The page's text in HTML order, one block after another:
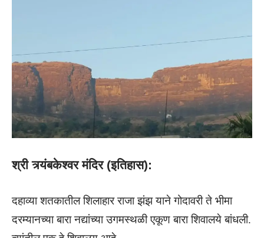
श्री त्र्यंबकेश्वर मंदिर (इतिहास):
दहाव्या शतकातील शिलाहार राजा झंझ याने गोदावरी ते भीमा
दरम्यानच्या बारा नद्यांच्या उगमस्थळी एकूण बारा शिवालये बांधली.